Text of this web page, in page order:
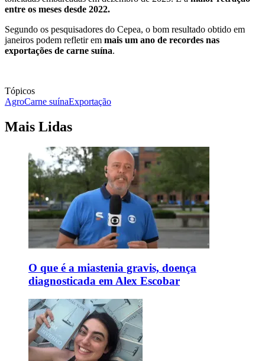
entre os meses desde 2022.
Segundo os pesquisadores do Cepea, o bom resultado obtido em
janeiros podem refletir em mais um ano de recordes nas
exportações de carne suína.
Tópicos
AgroCarne suínaExportação
Mais Lidas
O que é a miastenia gravis, doença
diagnosticada em Alex Escobar